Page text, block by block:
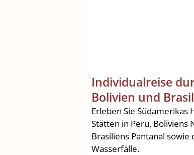
Individualreise
Bolivien und
Erleben Sie Südamerikas
Stätten in Peru, Boliviens
Brasiliens Pantanal sowie
Wasserfälle.